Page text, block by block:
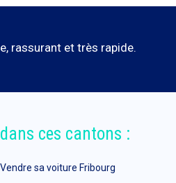
rassurant et très rapide.
ces cantons :
Vendre sa voiture Fribourg